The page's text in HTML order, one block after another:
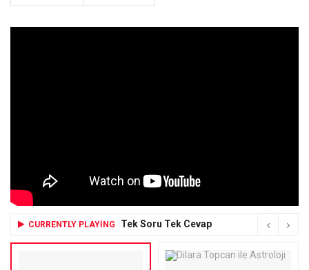
CURRENTLY PLAYING Tek Soru Tek Cevap